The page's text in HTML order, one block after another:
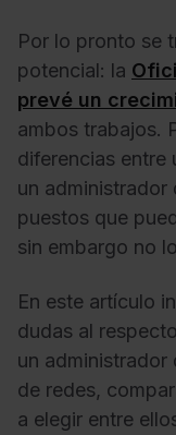
Por lo pronto se
potencial: la
prevé un
ambos trabajos.
diferencias entre
un administrador
puestos que
sin embargo no
En este artículo
dudas al
un administrador
de redes,
a elegir entre